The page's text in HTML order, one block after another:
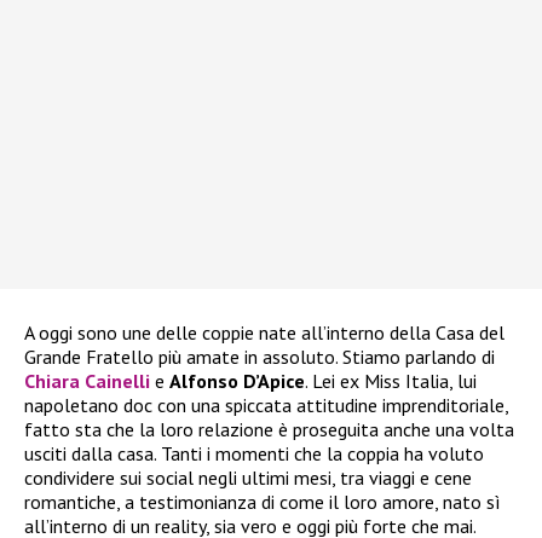
A oggi sono une delle coppie nate all’interno della Casa del
Grande Fratello più amate in assoluto. Stiamo parlando di
Chiara Cainelli e Alfonso D’Apice. Lei ex Miss Italia, lui
napoletano doc con una spiccata attitudine imprenditoriale,
fatto sta che la loro relazione è proseguita anche una volta
usciti dalla casa. Tanti i momenti che la coppia ha voluto
condividere sui social negli ultimi mesi, tra viaggi e cene
romantiche, a testimonianza di come il loro amore, nato sì
all’interno di un reality, sia vero e oggi più forte che mai.